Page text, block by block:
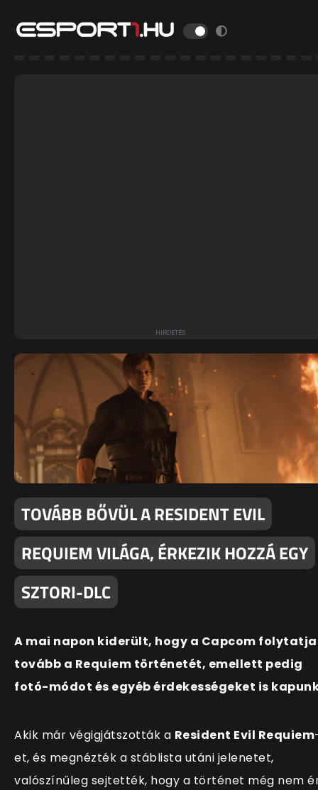
TOVÁBB BŐVÜL A RESIDENT EVIL
REQUIEM VILÁGA, ÉRKEZIK HOZZÁ EGY
SZTORI-DLC
A mai napon kiderült, hogy a Capcom folytatja
tovább a Requiem történetét, emellett pedig
fotó-módot és egyéb érdekességeket is
Akik már végigjátszották a Resident Evil Requiem
et, és megnézték a stáblista utáni jelenetet,
valószínűleg sejtették, hogy a történet még nem